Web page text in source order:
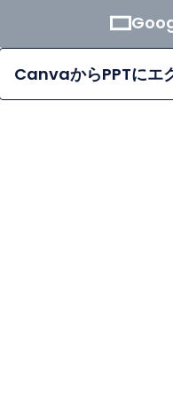
CanvaからPPTにエ